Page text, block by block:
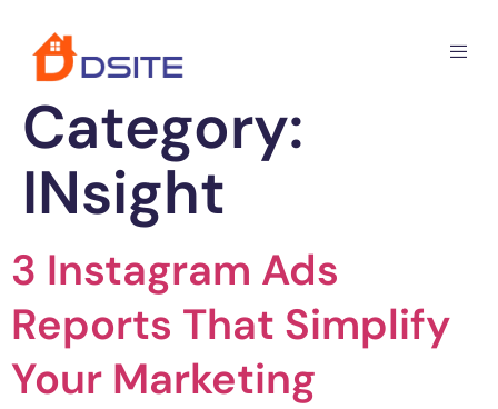
Category:
INsight
3 Instagram Ads
Reports That Simplify
Your Marketing